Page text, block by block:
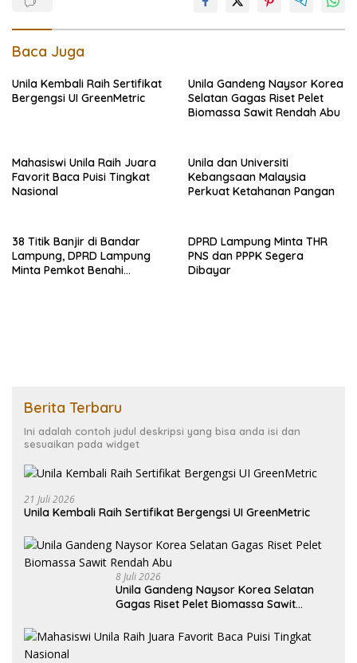
Baca Juga
Unila Kembali Raih Sertifikat
Bergengsi UI GreenMetric
Unila Gandeng Naysor Korea
Selatan Gagas Riset Pelet
Biomassa Sawit Rendah Abu
Mahasiswi Unila Raih Juara
Favorit Baca Puisi Tingkat
Nasional
Unila dan Universiti
Kebangsaan Malaysia
Perkuat Ketahanan Pangan
38 Titik Banjir di Bandar
Lampung, DPRD Lampung
Minta Pemkot Benahi
DPRD Lampung Minta THR
PNS dan PPPK Segera
Dibayar
Berita Terbaru
Ini adalah contoh judul deskripsi yang bisa anda isi dan
sesuaikan pada widget
21 Juli 2026
Unila Kembali Raih Sertifikat Bergengsi UI GreenMetric
8 Juli 2026
Unila Gandeng Naysor Korea Selatan
Gagas Riset Pelet Biomassa Sawit